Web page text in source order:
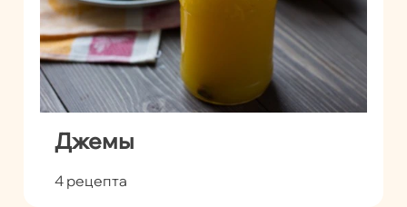
Джемы
4 рецепта